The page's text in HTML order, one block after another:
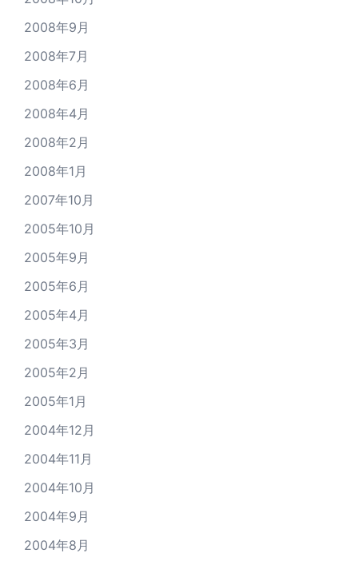
2008年9月
2008年7月
2008年6月
2008年4月
2008年2月
2008年1月
2007年10月
2005年10月
2005年9月
2005年6月
2005年4月
2005年3月
2005年2月
2005年1月
2004年12月
2004年11月
2004年10月
2004年9月
2004年8月